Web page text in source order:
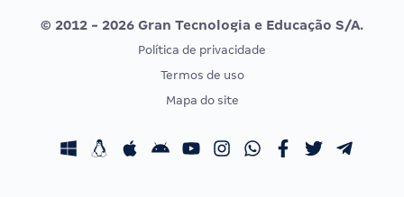
Vunesp
CONCURSOS POR PROFISSÃO
Concursos Fiscais
EXAME DE ORDEM
Calendário OAB
© 2012 - 2026 Gran Tecnologia e Educação S/A.
Política de privacidade
Termos de uso
Mapa do site